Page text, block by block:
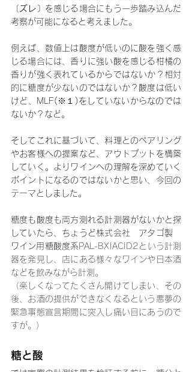
〔 ズレ 〕を感じる場合にもう一歩踏み込んだ
考察が可能になると考えました。
例えば、数値上は酸度が低いのに酸を強く感
じる場合には、香りに強い酸を感じる柑橘の
香りが強く表れているからではないか？相対
的に糖度が少ないのではないか？酸度は低い
けど、MLF(※１)をしていないからなのでは
ないか？など。
そしてこれに基づいて、料理とのペアリング
やお客様への提案など、アウトプットを構築
していく。よりワインへの理解を深めていく
ポイントになるのではないかと思い、今回の
テーマとしました。
糖度も酸度も両方測れる計測器がないかと探
していたら、ちょうど株式会社　アタゴ製
ワイン用糖酸度系 PAL-BX|ACID2という計測
器を発見し、店にある様々なワインや日本酒
などを飲みながら計測。
（楽しくなってたくさん開けてしまい、その
後、お酒の提供ができなくなるという悪夢の
緊急事態宣言期間に突入し痛い目にあうので
すが。）
糖と酸